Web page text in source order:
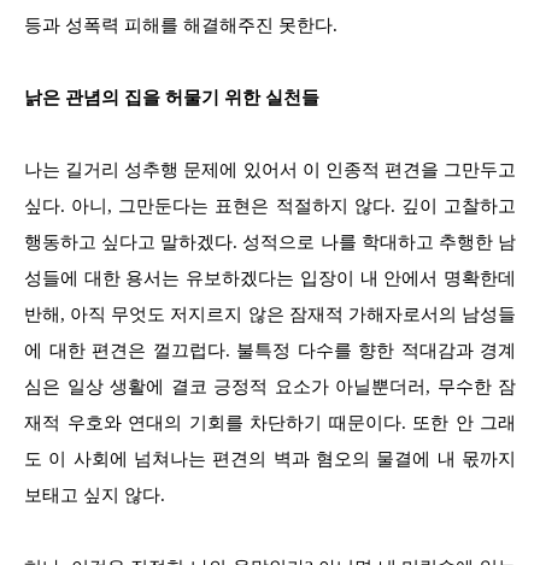
등과 성폭력 피해를 해결해주진 못한다.
낡은 관념의 집을 허물기 위한 실천들
나는 길거리 성추행 문제에 있어서 이 인종적 편견을 그만두고
싶다. 아니, 그만둔다는 표현은 적절하지 않다. 깊이 고찰하고
행동하고 싶다고 말하겠다. 성적으로 나를 학대하고 추행한 남
성들에 대한 용서는 유보하겠다는 입장이 내 안에서 명확한데
반해, 아직 무엇도 저지르지 않은 잠재적 가해자로서의 남성들
에 대한 편견은 껄끄럽다. 불특정 다수를 향한 적대감과 경계
심은 일상 생활에 결코 긍정적 요소가 아닐뿐더러, 무수한 잠
재적 우호와 연대의 기회를 차단하기 때문이다. 또한 안 그래
도 이 사회에 넘쳐나는 편견의 벽과 혐오의 물결에 내 몫까지
보태고 싶지 않다.